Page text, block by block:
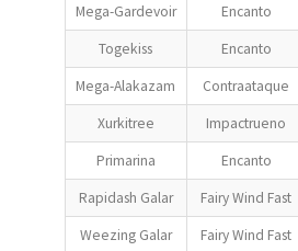
Mega-Gardevoir
Encanto
Togekiss
Encanto
Mega-Alakazam
Contraataque
Xurkitree
Impactrueno
Primarina
Encanto
Rapidash Galar
Fairy Wind Fast
Weezing Galar
Fairy Wind Fast